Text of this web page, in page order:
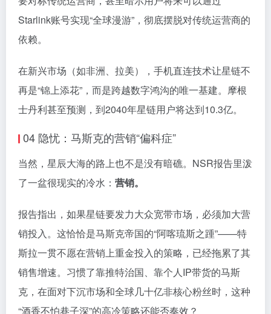
Starlink账号实现“全球漫游”，彻底摆脱对传统运营商的
依赖。
在新兴市场（如非洲、拉美），手机直连技术让星链不
再是“锦上添花”，而是跨越数字鸿沟的唯一基建。摩根
士丹利甚至预测，到2040年星链用户将达到10.3亿。
04 隐忧：马斯克的营销“偏科症”
当然，星辰大海的路上也不是没有暗礁。NSR报告里泼
了一盆很现实的冷水： 营销。
报告指出，如果星链要发力大众宽带市场，必须加大营
销投入。这恰恰是马斯克帝国的“阿喀琉斯之踵”——特
斯拉一贯不愿在营销上重金投入的策略，已经拖累了其
销售增速。习惯了靠推特治国、靠个人IP带货的马斯
克，在面对下沉市场和全球几十亿非核心粉丝时，这种
“酒香不怕巷子深”的高冷策略还能否奏效？